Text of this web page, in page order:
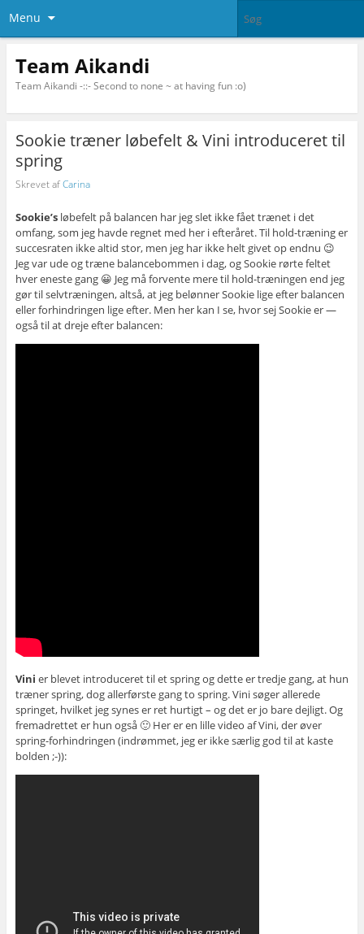
Menu
Team Aikandi
Team Aikandi -::- Second to none ~ at having fun :o)
Sookie træner løbefelt & Vini introduceret til
spring
Skrevet afCarina
Sookie’sløbefelt på balancen har jeg slet ikke fået trænet i det
omfang, som jeg havde regnet med her i efteråret. Til hold-træning er
succesraten ikke altid stor, men jeg har ikke helt givet op endnu 😉
Jeg var ude og træne balancebommen i dag, og Sookie rørte feltet
hver eneste gang 😀 Jeg må forvente mere til hold-træningen end jeg
gør til selvtræningen, altså, at jeg belønner Sookie lige efter balancen
eller forhindringen lige efter. Men her kan I se, hvor sej Sookie er —
også til at dreje efter balancen:
Vini er blevet introduceret til et spring og dette er tredje gang, at hun
træner spring, dog allerførste gang to spring. Vini søger allerede
springet, hvilket jeg synes er ret hurtigt – og det er jo bare dejligt. Og
fremadrettet er hun også 🙂 Her er en lille video af Vini, der øver
spring-forhindringen (indrømmet, jeg er ikke særlig god til at kaste
bolden ;-)):